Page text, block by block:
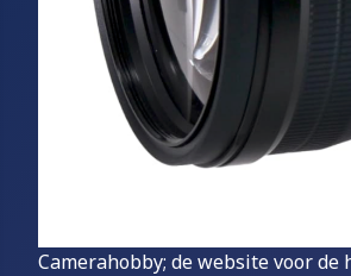
Camerahobby; de website voor de